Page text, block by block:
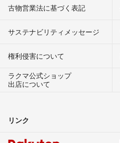
古物営業法に基づく表記
サステナビリティメッセージ
権利侵害について
ラクマ公式ショップ
出店について
リンク